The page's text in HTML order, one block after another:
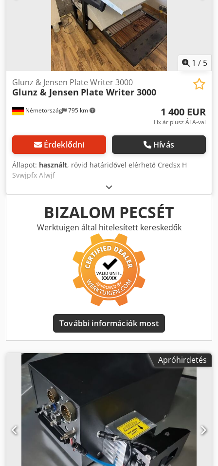
1 / 5
Németország 795 km
Glunz & Jensen Plate Writer 3000
Glunz & Jensen Plate Writer 3000
1 400 EUR
Fix ár plusz ÁFA-val
Érdeklődni Hívás
Állapot: használt, rövid határidővel elérhető Credsx H
Svwjpfx Alwjf
BIZALOM PECSÉT
Werktuigen által hitelesített kereskedők
További információk most
Apróhirdetés